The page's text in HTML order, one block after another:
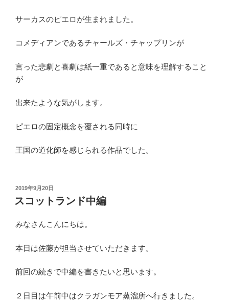
サーカスのピエロが生まれました。
コメディアンであるチャールズ・チャップリンが
言った悲劇と喜劇は紙一重であると意味を理解すること
が
出来たような気がします。
ピエロの固定概念を覆される同時に
王国の道化師を感じられる作品でした。
投
稿
日:
2019年9月20日
スコットランド中編
みなさんこんにちは。
本日は佐藤が担当させていただきます。
前回の続きで中編を書きたいと思います。
２日目は午前中はクラガンモア蒸溜所へ行きました。